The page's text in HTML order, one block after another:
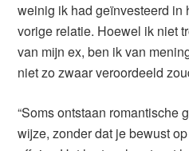
weinig ik had geïnvesteerd in
vorige relatie. Hoewel ik niet
van mijn ex, ben ik van
niet zo zwaar veroordeeld
“Soms ontstaan romantische
wijze, zonder dat je bewust